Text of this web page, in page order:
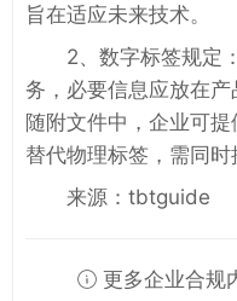
旨在适应未来技术。
2、数字标签规定
务，必要信息应放在
随附文件中，企业可
替代物理标签，需同时
来源：tbtguide
更多企业合规